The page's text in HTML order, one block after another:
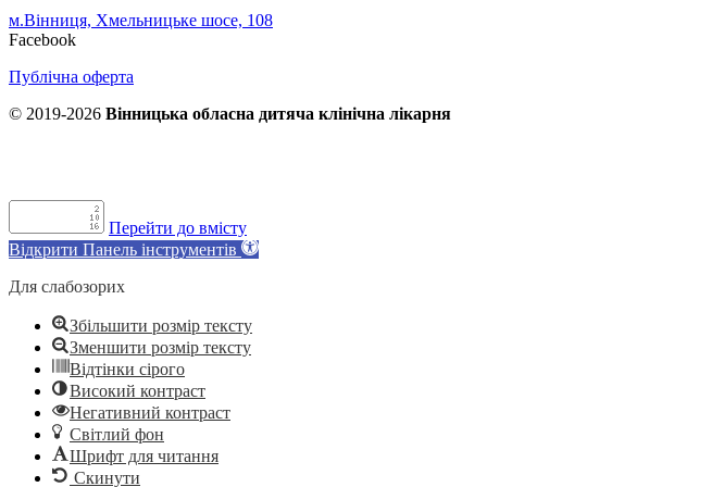
м.Вінниця, Хмельницьке шосе, 108
Facebook
Публічна оферта
© 2019-2026 Вінницька обласна дитяча клінічна лікарня
Перейти до вмісту
Відкрити Панель інструментів
Для слабозорих
Збільшити розмір тексту
Зменшити розмір тексту
Відтінки сірого
Високий контраст
Негативний контраст
Світлий фон
Шрифт для читання
Скинути